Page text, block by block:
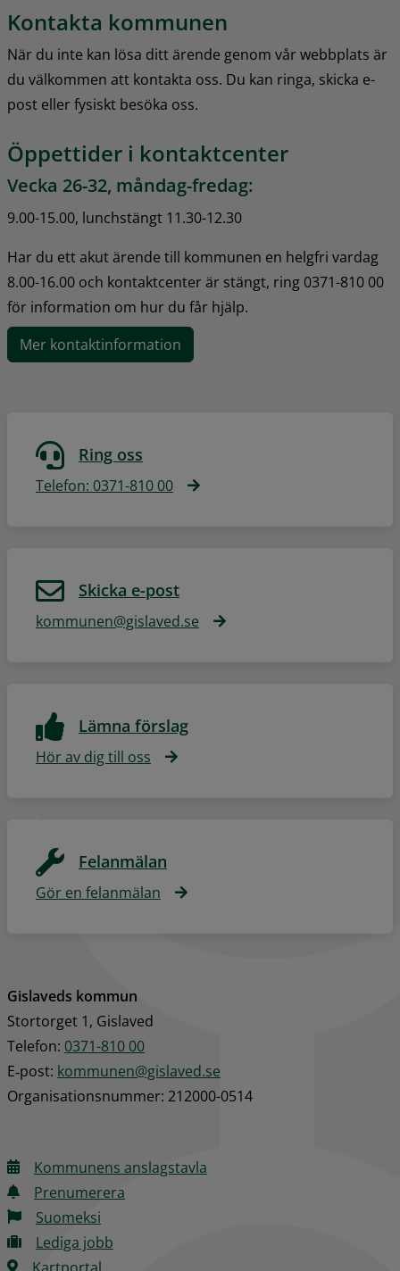
Kontakta kommunen
När du inte kan lösa ditt ärende genom vår webbplats är
du välkommen att kontakta oss. Du kan ringa, skicka e-
post eller fysiskt besöka oss.
Öppettider i kontaktcenter
Vecka 26-32, måndag-fredag:
9.00-15.00, lunchstängt 11.30-12.30
Har du ett akut ärende till kommunen en helgfri vardag
8.00-16.00 och kontaktcenter är stängt, ring 0371-810 00
för information om hur du får hjälp.
Mer kontaktinformation
Ring oss
Telefon: 0371-810 00
Skicka e-post
kommunen@gislaved.se
Lämna förslag
Hör av dig till oss
Felanmälan
Gör en felanmälan
Gislaveds kommun
Stortorget 1, Gislaved
Telefon: 0371-810 00
E‑post: kommunen@gislaved.se
Organisationsnummer: 212000-0514
Kommunens anslagstavla
Prenumerera
Suomeksi
Lediga jobb